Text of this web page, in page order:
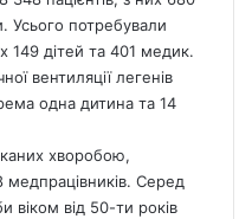
Усього потребували
149 дітей та 401 медик.
вентиляції легенів
одна дитина та 14
хворобою,
Серед
від 50-ти років